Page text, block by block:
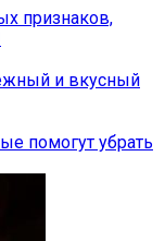
признаков,
и вкусный
помогут убрать